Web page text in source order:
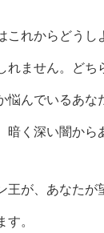
これからどうし
れません。どち
悩んでいるあ
暗く深い闇から
王が、あなた
す。